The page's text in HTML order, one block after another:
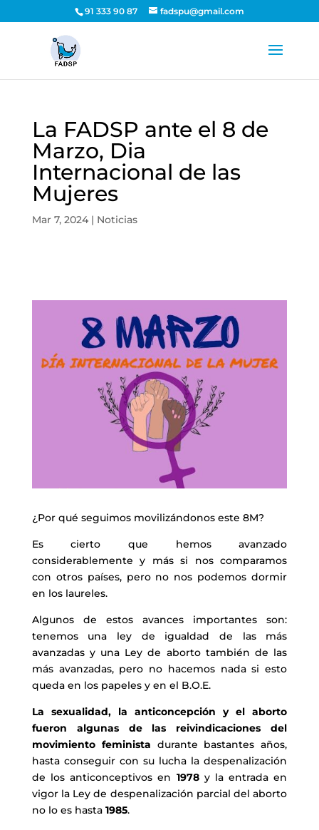
91 333 90 87 fadspu@gmail.com
La FADSP ante el 8 de
Marzo, Dia
Internacional de las
Mujeres
Mar 7, 2024| Noticias
¿Por qué seguimos movilizándonos este 8M?
Es cierto que hemos avanzado
considerablemente y más si nos comparamos
con otros países, pero no nos podemos dormir
en los laureles.
Algunos de estos avances importantes son:
tenemos una ley de igualdad de las más
avanzadas y una Ley de aborto también de las
más avanzadas, pero no hacemos nada si esto
queda en los papeles y en el B.O.E.
La sexualidad, la anticoncepción y el aborto
fueron algunas de las reivindicaciones del
movimiento feminista durante bastantes años,
hasta conseguir con su lucha la despenalización
de los anticonceptivos en 1978 y la entrada en
vigor la Ley de despenalización parcial del aborto
no lo es hasta1985.